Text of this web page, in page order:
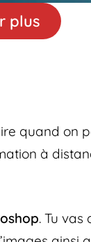
plus
quand on
à
. Tu vas